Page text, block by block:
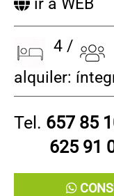
4 /
alquiler:
Tel. 657 85
625 91